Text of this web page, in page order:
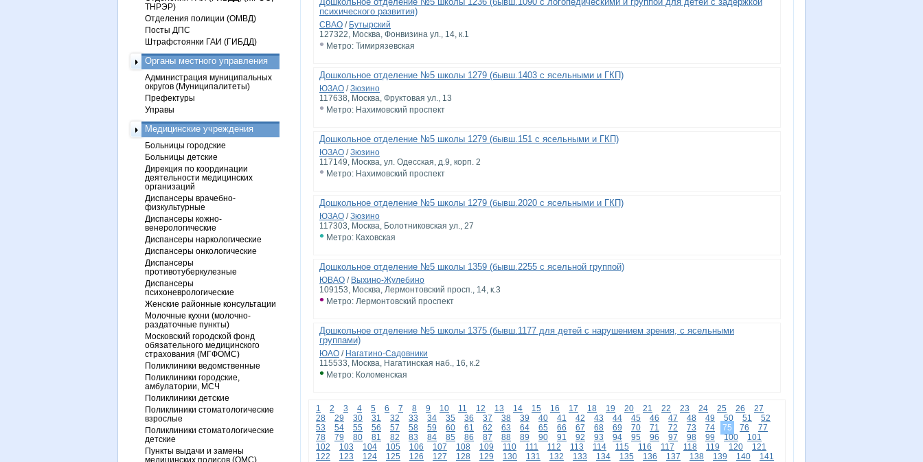
психического развития)
СВАО / Бутырский
127322, Москва, Фонвизина ул., 14, к.1
• Метро: Тимирязевская
Дошкольное отделение №5 школы 1279 (бывш.1403 с ясельными и ГКП)
ЮЗАО /Зюзино
117638, Москва, Фруктовая ул., 13
• Метро: Нахимовский проспект
Дошкольное отделение №5 школы 1279 (бывш.151 с ясельными и ГКП)
ЮЗАО /Зюзино
117149, Москва, ул. Одесская, д.9, корп. 2
• Метро: Нахимовский проспект
Дошкольное отделение №5 школы 1279 (бывш.2020 с ясельными и ГКП)
ЮЗАО /Зюзино
117303, Москва, Болотниковская ул., 27
• Метро: Каховская
Дошкольное отделение №5 школы 1359 (бывш.2255 с ясельной группой)
ЮВАО / Выхино-Жулебино
109153, Москва, Лермонтовский просп., 14, к.3
• Метро: Лермонтовский проспект
Дошкольное отделение №5 школы 1375 (бывш.1177 для детей с нарушением зрения, с ясельными
группами)
ЮАО / Нагатино-Садовники
115533, Москва, Нагатинская наб., 16, к.2
• Метро: Коломенская
1 2 3 4 5 6 7 8 9 10 11 12 13 14 15 16 17 18 19 20 21 22 23 24 25 26
27
28
29 30 31 32 33 34 35 36 37 38 39 40 41 42 43 44 45 46 47 48 49 50 51
52
53
54 55 56 57 58 59 60 61 62 63 64 65 66 67 68 69 70 71 72 73 74 75 76
77
78
79 80 81 82 83 84 85 86 87 88 89 90 91 92 93 94 95 96 97 98 99 100
101
102
103 104 105 106 107 108 109 110 111 112 113 114 115 116 117 118 119 120
121
122
123 124 125 126 127 128 129 130 131 132 133 134 135 136 137 138 139 140
141
ТНРЭР)
Отделения полиции (ОМВД)
Посты ДПС
Штрафстоянки ГАИ (ГИБДД)
Органы местного управления
Администрация муниципальных
округов (Муниципалитеты)
Префектуры
Управы
Медицинские учреждения
Больницы городские
Больницы детские
Дирекция по координации
деятельности медицинских
организаций
Диспансеры врачебно-
физкультурные
Диспансеры кожно-
венерологические
Диспансеры наркологические
Диспансеры онкологические
Диспансеры
противотуберкулезные
Диспансеры
психоневрологические
Женские районные консультации
Молочные кухни (молочно-
раздаточные пункты)
Московский городской фонд
обязательного медицинского
страхования (МГФОМС)
Поликлиники ведомственные
Поликлиники городские,
амбулатории, МСЧ
Поликлиники детские
Поликлиники стоматологические
взрослые
Поликлиники стоматологические
детские
Пункты выдачи и замены
медицинских полисов (ОМС)